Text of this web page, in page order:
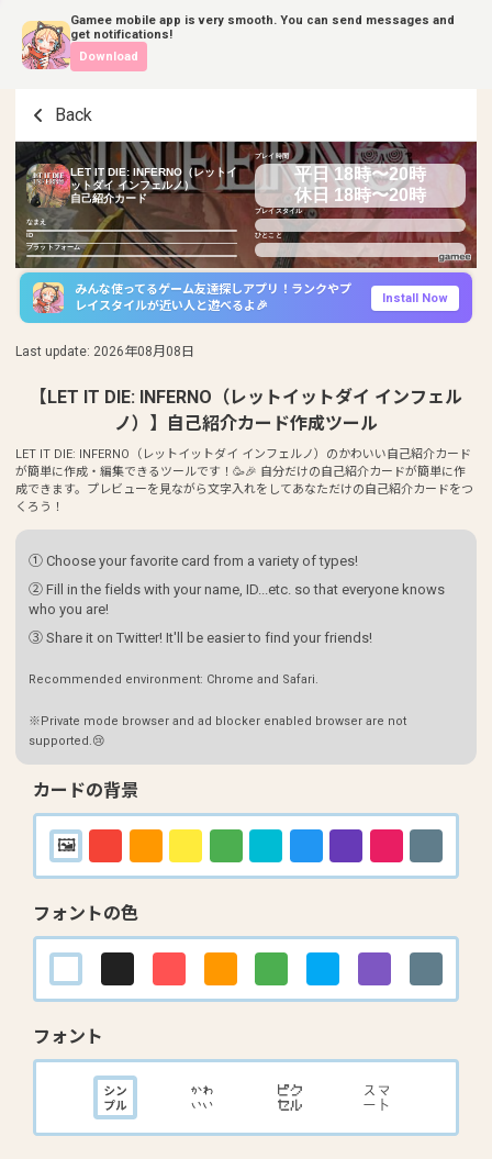
Gamee mobile app is very smooth. You can send messages and
get notifications!
Download
Back
LET IT DIE: INFERNO（レットイ
ットダイ インフェルノ）
自己紹介カード
なまえ
ID
プラットフォーム
プレイ時間
平日 18時〜20時
休日 18時〜20時
プレイスタイル
ひとこと
みんな使ってるゲーム友達探しアプリ！ランクやプ
レイスタイルが近い人と遊べるよ🎉
Install Now
Last update: 2026年08月08日
【LET IT DIE: INFERNO（レットイットダイ インフェル
ノ）】自己紹介カード作成ツール
LET IT DIE: INFERNO（レットイットダイ インフェルノ）のかわいい自己紹介カード
が簡単に作成・編集できるツールです！🥳🎉 自分だけの自己紹介カードが簡単に作
成できます。プレビューを見ながら文字入れをしてあなただけの自己紹介カードをつ
くろう！
① Choose your favorite card from a variety of types!
② Fill in the fields with your name, ID...etc. so that everyone knows
who you are!
③ Share it on Twitter! It'll be easier to find your friends!
Recommended environment: Chrome and Safari.
※Private mode browser and ad blocker enabled browser are not
supported.😢
カードの背景
フォントの色
フォント